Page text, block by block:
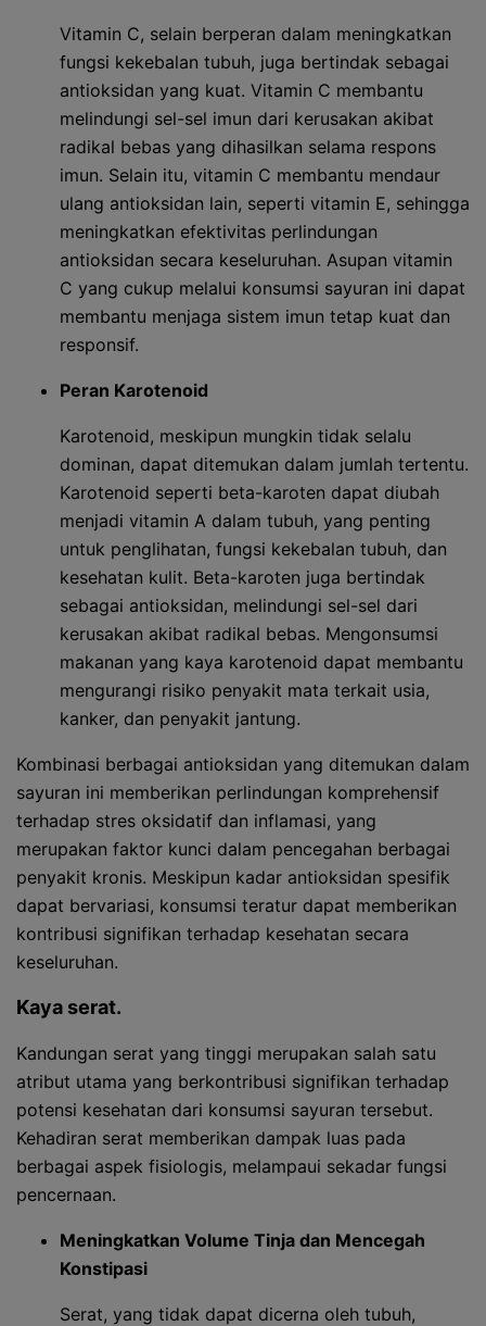
Vitamin C, selain berperan dalam meningkatkan
fungsi kekebalan tubuh, juga bertindak sebagai
antioksidan yang kuat. Vitamin C membantu
melindungi sel-sel imun dari kerusakan akibat
radikal bebas yang dihasilkan selama respons
imun. Selain itu, vitamin C membantu mendaur
ulang antioksidan lain, seperti vitamin E, sehingga
meningkatkan efektivitas perlindungan
antioksidan secara keseluruhan. Asupan vitamin
C yang cukup melalui konsumsi sayuran ini dapat
membantu menjaga sistem imun tetap kuat dan
responsif.
Peran Karotenoid
Karotenoid, meskipun mungkin tidak selalu
dominan, dapat ditemukan dalam jumlah tertentu.
Karotenoid seperti beta-karoten dapat diubah
menjadi vitamin A dalam tubuh, yang penting
untuk penglihatan, fungsi kekebalan tubuh, dan
kesehatan kulit. Beta-karoten juga bertindak
sebagai antioksidan, melindungi sel-sel dari
kerusakan akibat radikal bebas. Mengonsumsi
makanan yang kaya karotenoid dapat membantu
mengurangi risiko penyakit mata terkait usia,
kanker, dan penyakit jantung.
Kombinasi berbagai antioksidan yang ditemukan dalam
sayuran ini memberikan perlindungan komprehensif
terhadap stres oksidatif dan inflamasi, yang
merupakan faktor kunci dalam pencegahan berbagai
penyakit kronis. Meskipun kadar antioksidan spesifik
dapat bervariasi, konsumsi teratur dapat memberikan
kontribusi signifikan terhadap kesehatan secara
keseluruhan.
Kaya serat.
Kandungan serat yang tinggi merupakan salah satu
atribut utama yang berkontribusi signifikan terhadap
potensi kesehatan dari konsumsi sayuran tersebut.
Kehadiran serat memberikan dampak luas pada
berbagai aspek fisiologis, melampaui sekadar fungsi
pencernaan.
Meningkatkan Volume Tinja dan Mencegah
Konstipasi
Serat, yang tidak dapat dicerna oleh tubuh,